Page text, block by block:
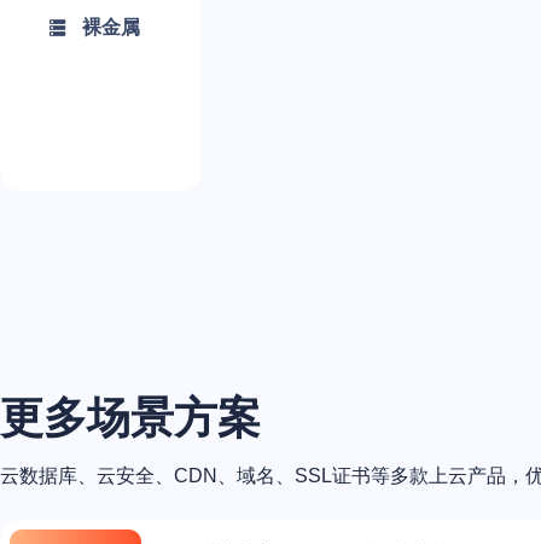
裸金属
更多场景方案
云数据库、云安全、CDN、域名、SSL证书等多款上云产品，